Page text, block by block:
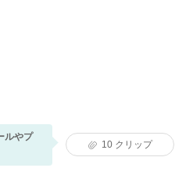
ルやプ
10クリップ